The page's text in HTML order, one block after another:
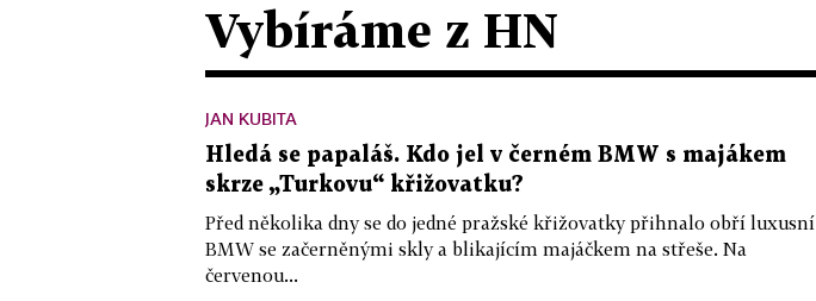
Vybíráme z HN
JAN KUBITA
Hledá se papaláš. Kdo jel v černém BMW s majákem
skrze „Turkovu“ křižovatku?
Před několika dny se do jedné pražské křižovatky přihnalo obří luxusní
BMW se začerněnými skly a blikajícím majáčkem na střeše. Na
červenou...